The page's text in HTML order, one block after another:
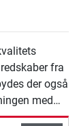
fra
der også
med